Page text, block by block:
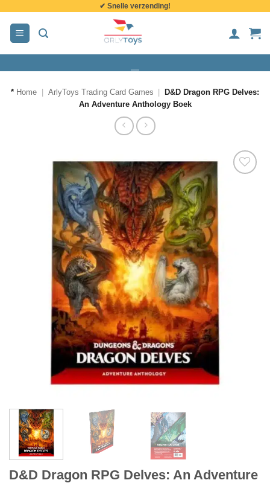
inhoud
✔ Snelle verzending!
* Home ArlyToys Trading Card Games
D&D Dragon RPG Delves:
An Adventure Anthology Boek
D&D Dragon RPG Delves: An Adventure